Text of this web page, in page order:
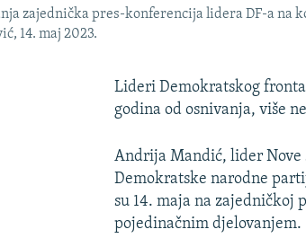
zajednička pres-konferencija lidera DF-a na
14. maj 2023.
Lideri Demokratskog
godina od osnivanja, više
Andrija Mandić, lider
Demokratske narodne
su 14. maja na
pojedinačnim djelovanjem.